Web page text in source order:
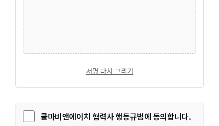
서명 다시 그리기
콜마비앤에이치 협력사 행동규범에 동의합니다.